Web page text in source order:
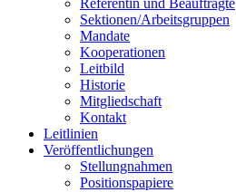
Referentin und Beauftragte
Sektionen/Arbeitsgruppen
Mandate
Kooperationen
Leitbild
Historie
Mitgliedschaft
Kontakt
Leitlinien
Veröffentlichungen
Stellungnahmen
Positionspapiere